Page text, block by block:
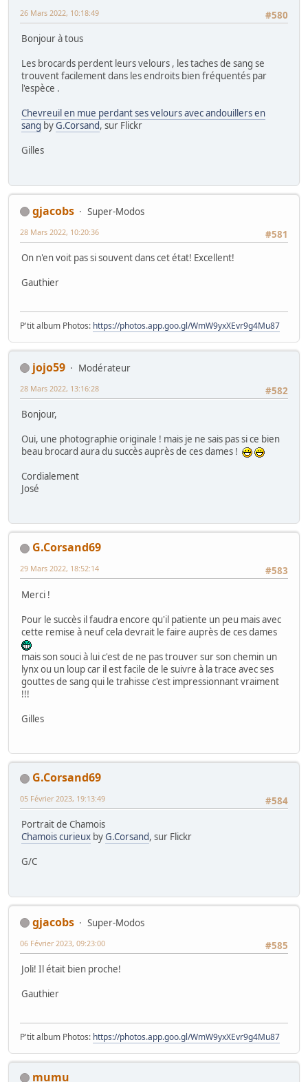
#580
26 Mars 2022, 10:18:49
Bonjour à tous
Les brocards perdent leurs velours , les taches de sang se
trouvent facilement dans les endroits bien fréquentés par
l'espèce .
Chevreuil en mue perdant ses velours avec andouillers en
sang byG.Corsand, sur Flickr
Gilles
gjacobs
Super-Modos
#581
28 Mars 2022, 10:20:36
On n'en voit pas si souvent dans cet état! Excellent!
Gauthier
P'tit album Photos: https://photos.app.goo.gl/WmW9yxXEvr9g4Mu87
jojo59
Modérateur
#582
28 Mars 2022, 13:16:28
Bonjour,
Oui, une photographie originale ! mais je ne sais pas si ce bien
beau brocard aura du succès auprès de ces dames !
Cordialement
José
G.Corsand69
#583
29 Mars 2022, 18:52:14
Merci !
Pour le succès il faudra encore qu'il patiente un peu mais avec
cette remise à neuf cela devrait le faire auprès de ces dames
mais son souci à lui c'est de ne pas trouver sur son chemin un
lynx ou un loup car il est facile de le suivre à la trace avec ses
gouttes de sang qui le trahisse c'est impressionnant vraiment
!!!
Gilles
G.Corsand69
#584
05 Février 2023, 19:13:49
Portrait de Chamois
Chamois curieux byG.Corsand, sur Flickr
G/C
gjacobs
Super-Modos
#585
06 Février 2023, 09:23:00
Joli! Il était bien proche!
Gauthier
P'tit album Photos: https://photos.app.goo.gl/WmW9yxXEvr9g4Mu87
mumu